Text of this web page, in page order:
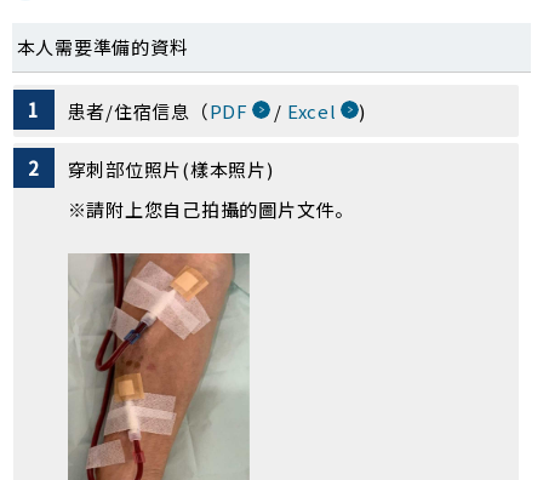
本人需要準備的資料
患者/住宿信息（PDF / Excel )
穿刺部位照片(樣本照片)
請附上您自己拍攝的圖片文件。